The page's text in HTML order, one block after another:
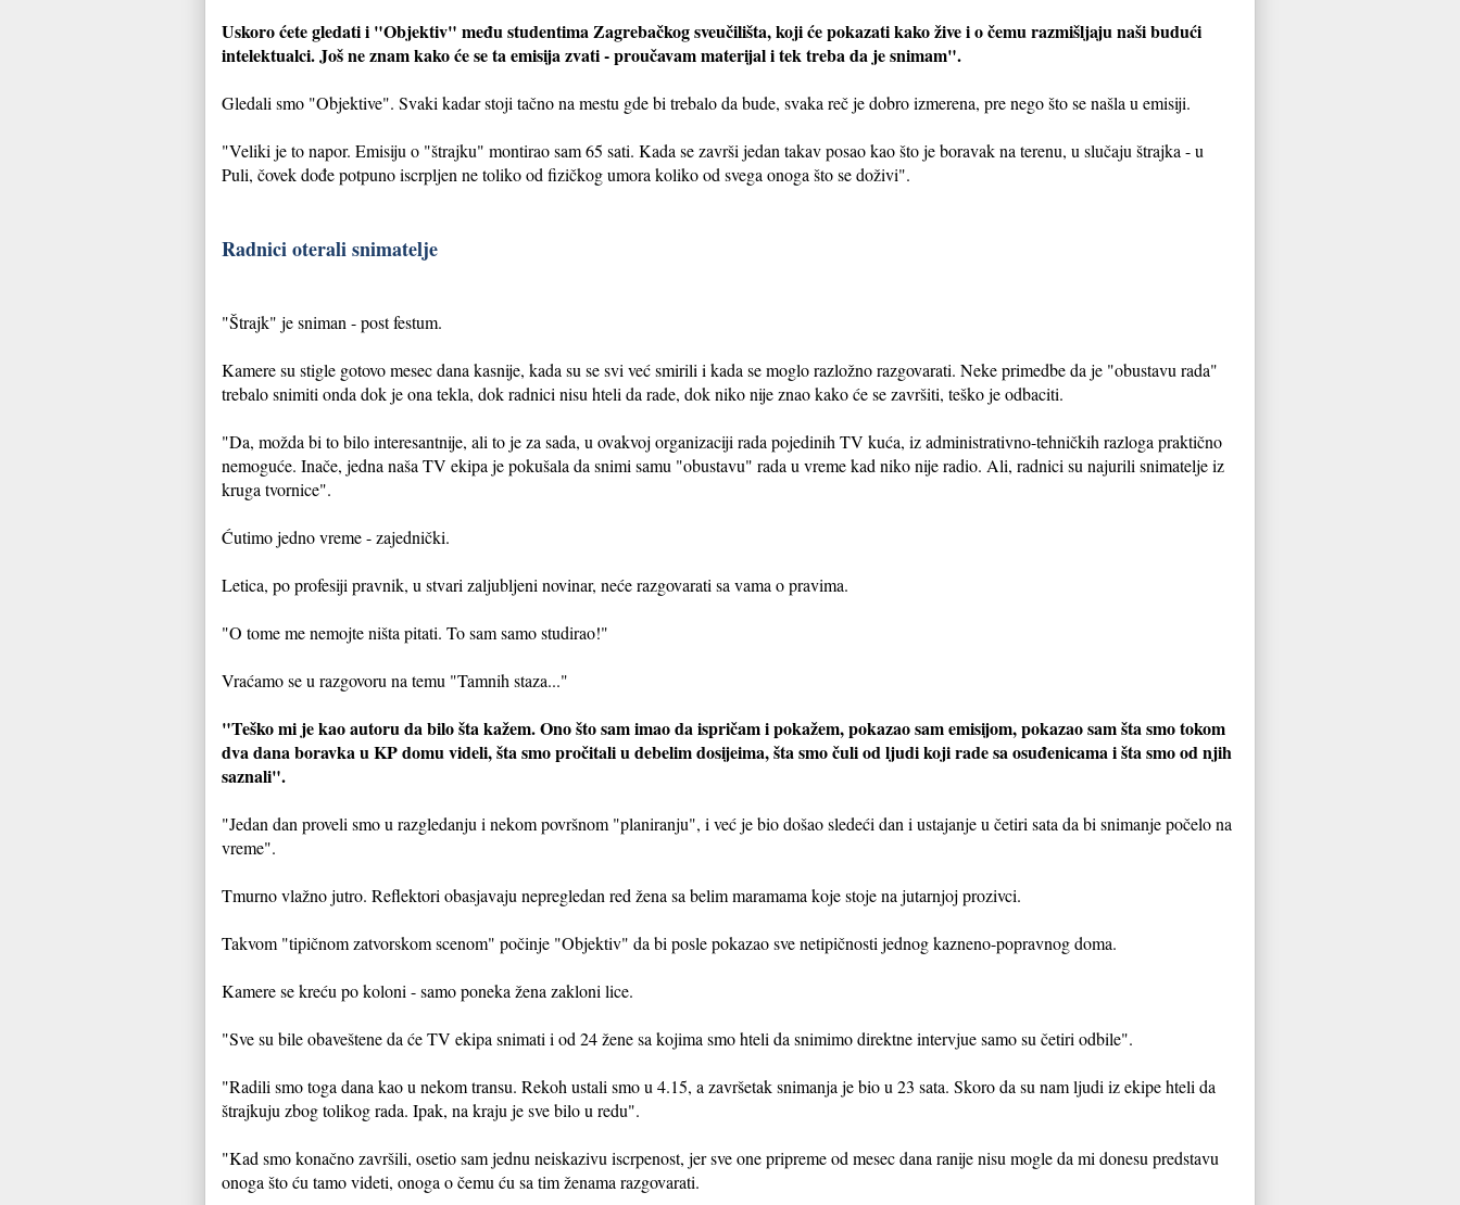
Uskoro ćete gledati i "Objektiv" među studentima Zagrebačkog sveučilišta, koji će pokazati kako žive i o čemu razmišljaju naši budući
intelektualci. Još ne znam kako će se ta emisija zvati - proučavam materijal i tek treba da je snimam".
Gledali smo "Objektive". Svaki kadar stoji tačno na mestu gde bi trebalo da bude, svaka reč je dobro izmerena, pre nego što se našla u emisiji.
"Veliki je to napor. Emisiju o "štrajku" montirao sam 65 sati. Kada se završi jedan takav posao kao što je boravak na terenu, u slučaju štrajka - u
Puli, čovek dođe potpuno iscrpljen ne toliko od fizičkog umora koliko od svega onoga što se doživi".
Radnici oterali snimatelje
"Štrajk" je sniman - post festum.
Kamere su stigle gotovo mesec dana kasnije, kada su se svi već smirili i kada se moglo razložno razgovarati. Neke primedbe da je "obustavu rada"
trebalo snimiti onda dok je ona tekla, dok radnici nisu hteli da rade, dok niko nije znao kako će se završiti, teško je odbaciti.
"Da, možda bi to bilo interesantnije, ali to je za sada, u ovakvoj organizaciji rada pojedinih TV kuća, iz administrativno-tehničkih razloga praktično
nemoguće. Inače, jedna naša TV ekipa je pokušala da snimi samu "obustavu" rada u vreme kad niko nije radio. Ali, radnici su najurili snimatelje iz
kruga tvornice".
Ćutimo jedno vreme - zajednički.
Letica, po profesiji pravnik, u stvari zaljubljeni novinar, neće razgovarati sa vama o pravima.
"O tome me nemojte ništa pitati. To sam samo studirao!"
Vraćamo se u razgovoru na temu "Tamnih staza..."
"Teško mi je kao autoru da bilo šta kažem. Ono što sam imao da ispričam i pokažem, pokazao sam emisijom, pokazao sam šta smo tokom
dva dana boravka u KP domu videli, šta smo pročitali u debelim dosijeima, šta smo čuli od ljudi koji rade sa osuđenicama i šta smo od njih
saznali".
"Jedan dan proveli smo u razgledanju i nekom površnom "planiranju", i već je bio došao sledeći dan i ustajanje u četiri sata da bi snimanje počelo na
vreme".
Tmurno vlažno jutro. Reflektori obasjavaju nepregledan red žena sa belim maramama koje stoje na jutarnjoj prozivci.
Takvom "tipičnom zatvorskom scenom" počinje "Objektiv" da bi posle pokazao sve netipičnosti jednog kazneno-popravnog doma.
Kamere se kreću po koloni - samo poneka žena zakloni lice.
"Sve su bile obaveštene da će TV ekipa snimati i od 24 žene sa kojima smo hteli da snimimo direktne intervjue samo su četiri odbile".
"Radili smo toga dana kao u nekom transu. Rekoh ustali smo u 4.15, a završetak snimanja je bio u 23 sata. Skoro da su nam ljudi iz ekipe hteli da
štrajkuju zbog tolikog rada. Ipak, na kraju je sve bilo u redu".
"Kad smo konačno završili, osetio sam jednu neiskazivu iscrpenost, jer sve one pripreme od mesec dana ranije nisu mogle da mi donesu predstavu
onoga što ću tamo videti, onoga o čemu ću sa tim ženama razgovarati.